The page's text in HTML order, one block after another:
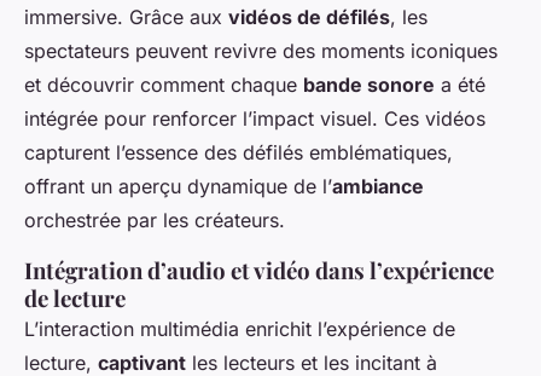
immersive. Grâce aux vidéos de défilés, les
spectateurs peuvent revivre des moments iconiques
et découvrir comment chaque bande sonore a été
intégrée pour renforcer l’impact visuel. Ces vidéos
capturent l’essence des défilés emblématiques,
offrant un aperçu dynamique de l’ambiance
orchestrée par les créateurs.
Intégration d’audio et vidéo dans l’expérience
de lecture
L’interaction multimédia enrichit l’expérience de
lecture, captivant les lecteurs et les incitant à